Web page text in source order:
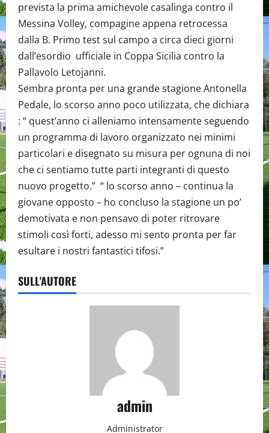
prevista la prima amichevole casalinga contro il
Messina Volley, compagine appena retrocessa
dalla B. Primo test sul campo a circa dieci giorni
dall’esordio ufficiale in Coppa Sicilia contro la
Pallavolo Letojanni.
Sembra pronta per una grande stagione Antonella
Pedale, lo scorso anno poco utilizzata, che dichiara
: “ quest’anno ci alleniamo intensamente seguendo
un programma di lavoro organizzato nei minimi
particolari e disegnato su misura per ognuna di noi
che ci sentiamo tutte parti integranti di questo
nuovo progetto.” “ lo scorso anno – continua la
giovane opposto – ho concluso la stagione un po’
demotivata e non pensavo di poter ritrovare
stimoli così forti, adesso mi sento pronta per far
esultare i nostri fantastici tifosi.”
SULL'AUTORE
admin
Administrator